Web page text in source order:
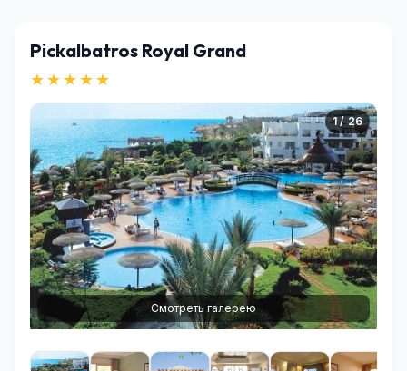
Pickalbatros Royal Grand
★★★★★
1 / 26
Смотреть галерею